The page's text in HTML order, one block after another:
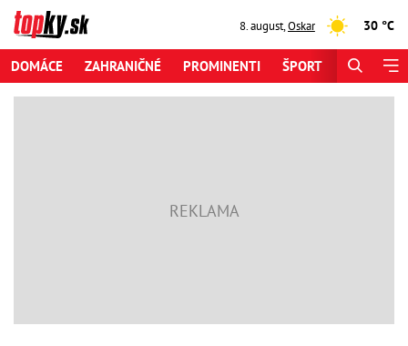
8. august,Oskar 30 °C
DOMÁCE ZAHRANIČNÉ PROMINENTI ŠPORT